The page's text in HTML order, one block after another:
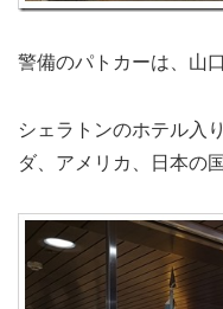
警備のパトカーは、山
シェラトンのホテル入
ダ、アメリカ、日本の